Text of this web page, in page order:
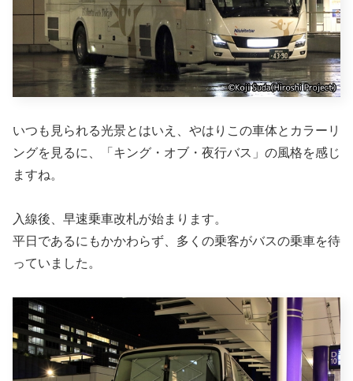
いつも見られる光景とはいえ、やはりこの車体とカラーリ
ングを見るに、「キング・オブ・夜行バス」の風格を感じ
ますね。
入線後、早速乗車改札が始まります。
平日であるにもかかわらず、多くの乗客がバスの乗車を待
っていました。